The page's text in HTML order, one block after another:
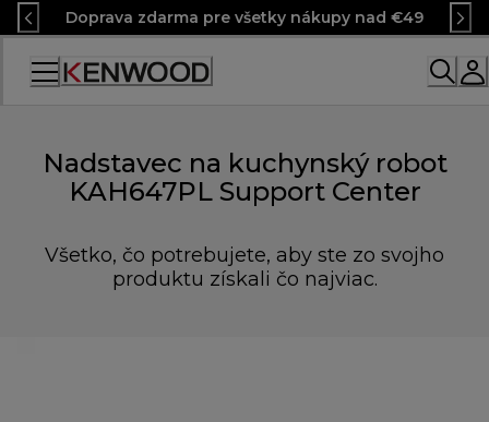
Skip
to
Content
Doprava zdarma pre všetky nákupy nad €49
Nadstavec na kuchynský robot
KAH647PL Support Center
Všetko, čo potrebujete, aby ste zo svojho
produktu získali čo najviac.